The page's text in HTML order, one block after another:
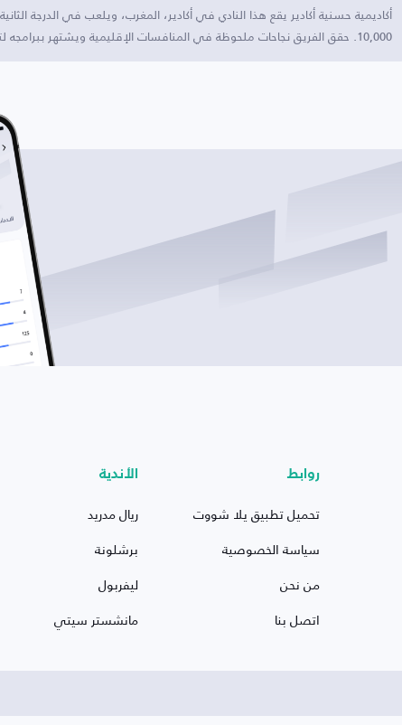
أكاديمية حسنية أكادير يقع هذا النادي في أكادير، المغرب، ويلعب في الدرجة
10,000. حقق الفريق نجاحات ملحوظة في المنافسات الإقليمية ويشتهر ببرامجه لتطوير الشباب.
روابط
تحميل تطبيق يلا شووت
سياسة الخصوصية
من نحن
اتصل بنا
الأندية
ريال مدريد
برشلونة
ليفربول
مانشستر سيتي